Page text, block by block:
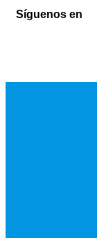
Síguenos en